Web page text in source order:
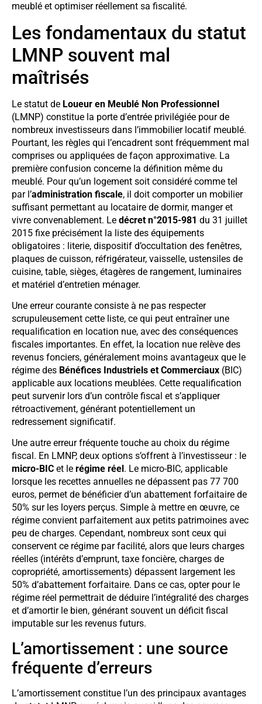
meublé et optimiser réellement sa fiscalité.
Les fondamentaux du statut
LMNP souvent mal
maîtrisés
Le statut de Loueur en Meublé Non Professionnel
(LMNP) constitue la porte d’entrée privilégiée pour de
nombreux investisseurs dans l’immobilier locatif meublé.
Pourtant, les règles qui l’encadrent sont fréquemment mal
comprises ou appliquées de façon approximative. La
première confusion concerne la définition même du
meublé. Pour qu’un logement soit considéré comme tel
par l’administration fiscale, il doit comporter un mobilier
suffisant permettant au locataire de dormir, manger et
vivre convenablement. Le décret n°2015-981 du 31 juillet
2015 fixe précisément la liste des équipements
obligatoires : literie, dispositif d’occultation des fenêtres,
plaques de cuisson, réfrigérateur, vaisselle, ustensiles de
cuisine, table, sièges, étagères de rangement, luminaires
et matériel d’entretien ménager.
Une erreur courante consiste à ne pas respecter
scrupuleusement cette liste, ce qui peut entraîner une
requalification en location nue, avec des conséquences
fiscales importantes. En effet, la location nue relève des
revenus fonciers, généralement moins avantageux que le
régime des Bénéfices Industriels et Commerciaux (BIC)
applicable aux locations meublées. Cette requalification
peut survenir lors d’un contrôle fiscal et s’appliquer
rétroactivement, générant potentiellement un
redressement significatif.
Une autre erreur fréquente touche au choix du régime
fiscal. En LMNP, deux options s’offrent à l’investisseur : le
micro-BIC et le régime réel . Le micro-BIC, applicable
lorsque les recettes annuelles ne dépassent pas 77 700
euros, permet de bénéficier d’un abattement forfaitaire de
50% sur les loyers perçus. Simple à mettre en œuvre, ce
régime convient parfaitement aux petits patrimoines avec
peu de charges. Cependant, nombreux sont ceux qui
conservent ce régime par facilité, alors que leurs charges
réelles (intérêts d’emprunt, taxe foncière, charges de
copropriété, amortissements) dépassent largement les
50% d’abattement forfaitaire. Dans ce cas, opter pour le
régime réel permettrait de déduire l’intégralité des charges
et d’amortir le bien, générant souvent un déficit fiscal
imputable sur les revenus futurs.
L’amortissement : une source
fréquente d’erreurs
L’amortissement constitue l’un des principaux avantages